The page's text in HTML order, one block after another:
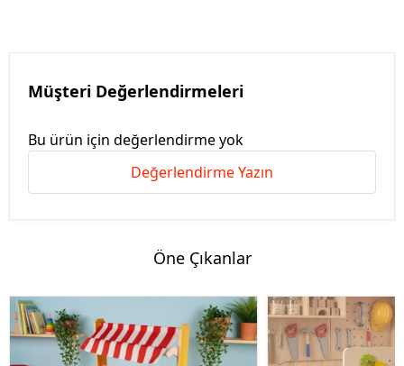
Müşteri Değerlendirmeleri
Bu ürün için değerlendirme yok
Değerlendirme Yazın
Öne Çıkanlar